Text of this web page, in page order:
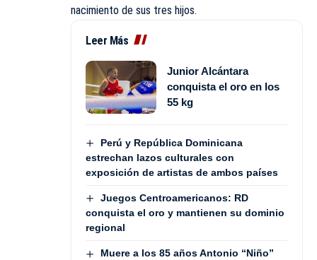
nacimiento de sus tres hijos.
Leer Más
Junior Alcántara
conquista el oro en los
55 kg
Perú y República Dominicana
estrechan lazos culturales con
exposición de artistas de ambos países
Juegos Centroamericanos: RD
conquista el oro y mantienen su dominio
regional
Muere a los 85 años Antonio “Niño”